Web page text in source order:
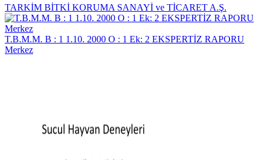
TARKİM BİTKİ KORUMA SANAYİ ve TİCARET A.Ş.
T.B.M.M. B : 1 1.10. 2000 O : 1 Ek: 2 EKSPERTİZ RAPORU
Merkez